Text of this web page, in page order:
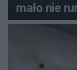
mało nie